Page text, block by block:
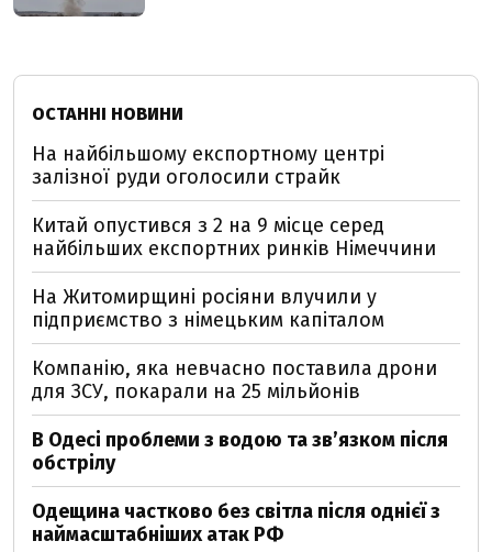
ОСТАННІ НОВИНИ
На найбільшому експортному центрі
залізної руди оголосили страйк
Китай опустився з 2 на 9 місце серед
найбільших експортних ринків Німеччини
На Житомирщині росіяни влучили у
підприємство з німецьким капіталом
Компанію, яка невчасно поставила дрони
для ЗСУ, покарали на 25 мільйонів
В Одесі проблеми з водою та звʼязком після
обстрілу
Одещина частково без світла після однієї з
наймасштабніших атак РФ